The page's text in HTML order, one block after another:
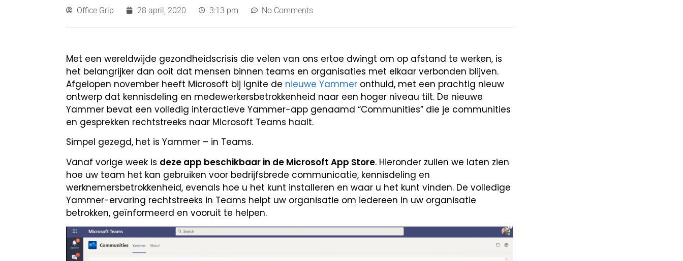
Office Grip 28 april, 2020 3:13 pm No Comments
Met een wereldwijde gezondheidscrisis die velen van ons ertoe dwingt om op afstand te werken, is
het belangrijker dan ooit dat mensen binnen teams en organisaties met elkaar verbonden blijven.
Afgelopen november heeft Microsoft bij Ignite de nieuwe Yammer onthuld, met een prachtig nieuw
ontwerp dat kennisdeling en medewerkersbetrokkenheid naar een hoger niveau tilt. De nieuwe
Yammer bevat een volledig interactieve Yammer-app genaamd “Communities” die je communities
en gesprekken rechtstreeks naar Microsoft Teams haalt.
Simpel gezegd, het is Yammer – in Teams.
Vanaf vorige week is deze app beschikbaar in de Microsoft App Store. Hieronder zullen we laten zien
hoe uw team het kan gebruiken voor bedrijfsbrede communicatie, kennisdeling en
werknemersbetrokkenheid, evenals hoe u het kunt installeren en waar u het kunt vinden. De volledige
Yammer-ervaring rechtstreeks in Teams helpt uw organisatie om iedereen in uw organisatie
betrokken, geïnformeerd en vooruit te helpen.